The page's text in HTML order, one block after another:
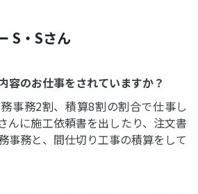
S・Sさん
容のお仕事をされていますか？
事務2割、積算8割の割合で仕事し
んに施工依頼書を出したり、注文書
事務と、間仕切り工事の積算をして